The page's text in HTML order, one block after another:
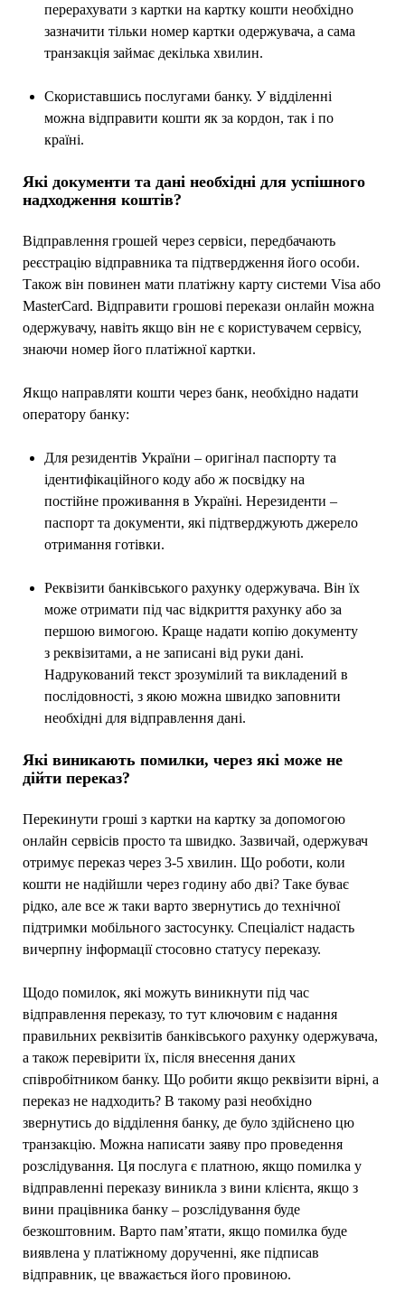
перерахувати з картки на картку кошти необхідно
зазначити тільки номер картки одержувача, а сама
транзакція займає декілька хвилин.
Скориставшись послугами банку. У відділенні
можна відправити кошти як за кордон, так і по
країні.
Які документи та дані необхідні для успішного
надходження коштів?
Відправлення грошей через сервіси, передбачають
реєстрацію відправника та підтвердження його особи.
Також він повинен мати платіжну карту системи Visa або
MasterCard. Відправити грошові перекази онлайн можна
одержувачу, навіть якщо він не є користувачем сервісу,
знаючи номер його платіжної картки.
Якщо направляти кошти через банк, необхідно надати
оператору банку:
Для резидентів України – оригінал паспорту та
ідентифікаційного коду або ж посвідку на
постійне проживання в Україні. Нерезиденти –
паспорт та документи, які підтверджують джерело
отримання готівки.
Реквізити банківського рахунку одержувача. Він їх
може отримати під час відкриття рахунку або за
першою вимогою. Краще надати копію документу
з реквізитами, а не записані від руки дані.
Надрукований текст зрозумілий та викладений в
послідовності, з якою можна швидко заповнити
необхідні для відправлення дані.
Які виникають помилки, через які може не
дійти переказ?
Перекинути гроші з картки на картку за допомогою
онлайн сервісів просто та швидко. Зазвичай, одержувач
отримує переказ через 3-5 хвилин. Що роботи, коли
кошти не надійшли через годину або дві? Таке буває
рідко, але все ж таки варто звернутись до технічної
підтримки мобільного застосунку. Спеціаліст надасть
вичерпну інформації стосовно статусу переказу.
Щодо помилок, які можуть виникнути під час
відправлення переказу, то тут ключовим є надання
правильних реквізитів банківського рахунку одержувача,
а також перевірити їх, після внесення даних
співробітником банку. Що робити якщо реквізити вірні, а
переказ не надходить? В такому разі необхідно
звернутись до відділення банку, де було здійснено цю
транзакцію. Можна написати заяву про проведення
розслідування. Ця послуга є платною, якщо помилка у
відправленні переказу виникла з вини клієнта, якщо з
вини працівника банку – розслідування буде
безкоштовним. Варто пам’ятати, якщо помилка буде
виявлена у платіжному дорученні, яке підписав
відправник, це вважається його провиною.